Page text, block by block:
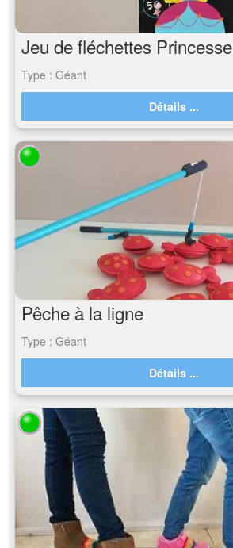
Jeu de fléchettes Princesse
Type : Géant
Détails ...
Pêche à la ligne
Type : Géant
Détails ...